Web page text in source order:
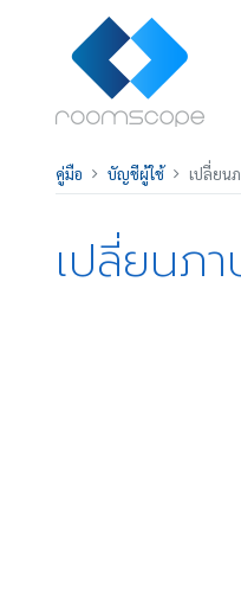
คู่มือ บัญชีผู้ใช้ เปลี่ยน
เปลี่ยนภา